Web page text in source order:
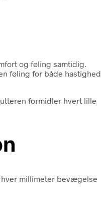
og føling samtidig.
føling for både hastighed
formidler hvert lille
hver millimeter bevægelse